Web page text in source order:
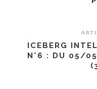
ICEBERG
N°6 : DU 05/